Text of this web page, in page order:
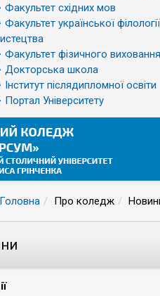
Факультет східних мов
Факультет української
Факультет фізичного
Докторська школа
Інститут післядипломної освіти
Портал Університету
Головна Про коледж